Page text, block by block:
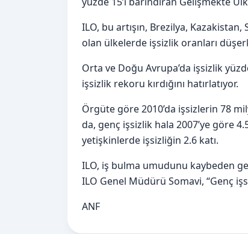
ILO, bu artışın, Brezilya,
olan ülkelerde işsizlik oranları
Orta ve Doğu Avrupa’da işsizlik
işsizlik rekoru kırdığını hatırlatıyor.
Örgüte göre 2010’da işsizlerin 78
da, genç işsizlik hala 2007’ye göre
yetişkinlerde işsizliğin 2.6 katı.
ILO, iş bulma umudunu kaybeden
ILO Genel Müdürü Somavi, “Genç
ANF